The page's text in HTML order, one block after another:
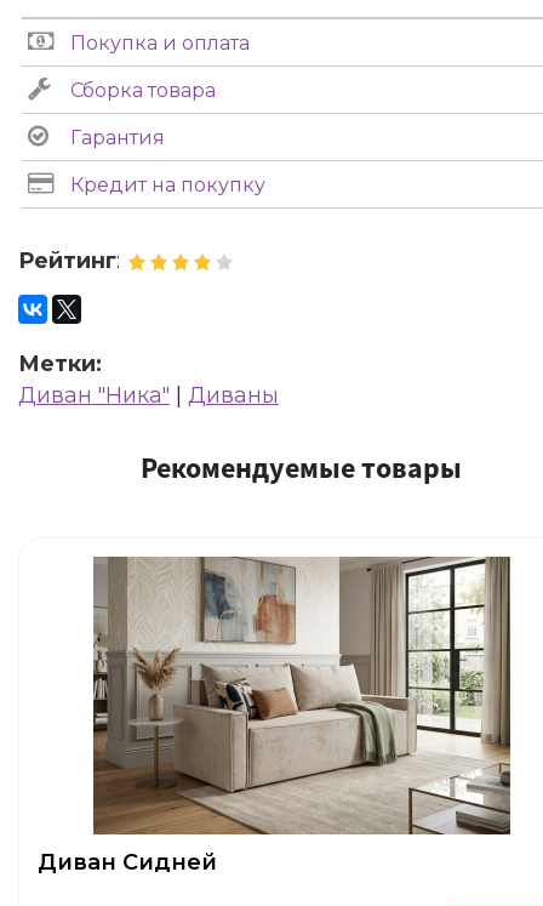
Покупка и оплата
Сборка товара
Гарантия
Кредит на покупку
Рейтинг:
Метки:
Диван "Ника" | Диваны
Рекомендуемые товары
Диван Сидней